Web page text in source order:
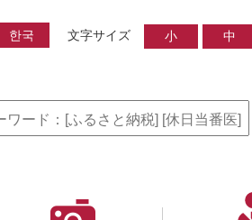
한국 文字サイズ 小 中